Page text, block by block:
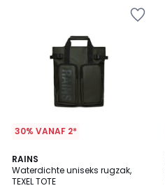
30% VANAF 2*
RAINS
Waterdichte uniseks rugzak,
TEXEL TOTE
2
Kleuren